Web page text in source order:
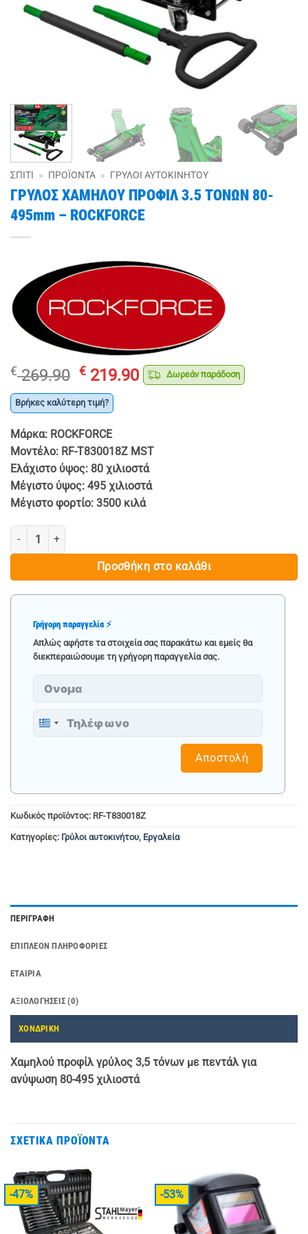
ΣΠΊΤΙ » ΠΡΟΪΌΝΤΑ » ΓΡΎΛΟΙ ΑΥΤΟΚΙΝΉΤΟΥ
ΓΡΥΛΟΣ ΧΑΜΗΛΟΥ ΠΡΟΦΙΛ 3.5 ΤΟΝΩΝ 80-
495mm – ROCKFORCE
€269.90 Original
price
was:
€ 219.90Η
τρέχουσα
Δωρεάν παράδοση
Βρήκες καλύτερη τιμή?
Μάρκα: ROCKFORCE
Μοντέλο: RF-T830018Z MST
Ελάχιστο ύψος: 80 χιλιοστά
Μέγιστο ύψος: 495 χιλιοστά
Μέγιστο φορτίο: 3500 κιλά
ΓΡΥΛΟΣ ΧΑΜΗΛΟΥ ΠΡΟΦΙΛ 3.5 ΤΟΝΩΝ 80-495mm - ROCKFORCE
Προσθήκη στο καλάθι
Γρήγορη παραγγελία ⚡
Απλώς αφήστε τα στοιχεία σας παρακάτω και εμείς θα
διεκπεραιώσουμε τη γρήγορη παραγγελία σας.
Greece
Αποστολή
Κωδικός προϊόντος: RF-T830018Z
Κατηγορίες: Γρύλοι αυτοκινήτου, Εργαλεία
ΠΕΡΙΓΡΑΦΉ
ΕΠΙΠΛΈΟΝ ΠΛΗΡΟΦΟΡΊΕΣ
ΕΤΑΙΡΊΑ
ΑΞΙΟΛΟΓΉΣΕΙΣ (0)
ΧΟΝΔΡΙΚΗ
Χαμηλού προφίλ γρύλος 3,5 τόνων με πεντάλ για
ανύψωση 80-495 χιλιοστά
ΣΧΕΤΙΚΆ ΠΡΟΪΌΝΤΑ
-47% -53%